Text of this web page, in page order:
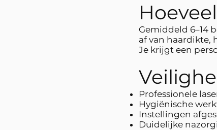
Gemiddeld 6–14
af van haardikte,
Je krijgt een
Professionele
Hygiënische
Instellingen
Duidelijke